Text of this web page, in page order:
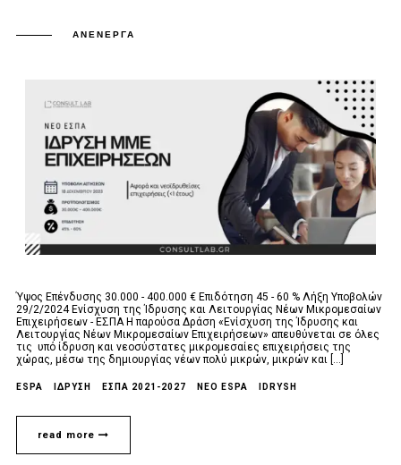
ΑΝΕΝΕΡΓΆ
Ύψος Επένδυσης 30.000 - 400.000 € Επιδότηση 45 - 60 % Λήξη Υποβολών
29/2/2024 Ενίσχυση της Ίδρυσης και Λειτουργίας Νέων Μικρομεσαίων
Επιχειρήσεων - ΕΣΠΑ Η παρούσα Δράση «Ενίσχυση της Ίδρυσης και
Λειτουργίας Νέων Μικρομεσαίων Επιχειρήσεων» απευθύνεται σε όλες
τις υπό ίδρυση και νεοσύστατες μικρομεσαίες επιχειρήσεις της
χώρας, μέσω της δημιουργίας νέων πολύ μικρών, μικρών και [...]
ESPA ΙΔΡΥΣΗ ΕΣΠΑ 2021-2027 NEO ESPA IDRYSH
read more